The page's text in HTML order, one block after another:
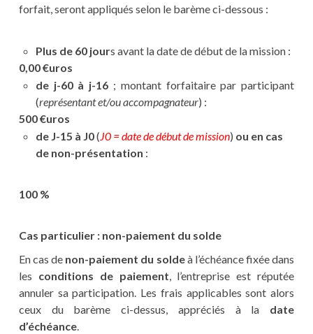
forfait, seront appliqués selon le barème ci-dessous :
Plus de 60 jours avant la date de début de la mission :
0,00 €uros
de j-60 à j-16 ; montant forfaitaire par participant
(représentant et/ou accompagnateur) :
500 €uros
de J-15 à J0(J0 = date de début de mission) ou en cas
de non-présentation :
100 %
Cas particulier : non-paiement du solde
En cas de non-paiement du soldeà l’échéance fixée dans
les conditions de paiement, l’entreprise est réputée
annuler sa participation. Les frais applicables sont alors
ceux du barème ci-dessus, appréciés à la date
d’échéance.